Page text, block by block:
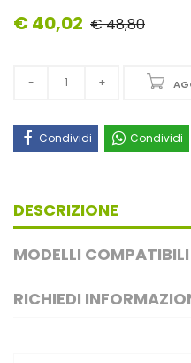
€ 40,02 € 48,80
Condividi Condividi
DESCRIZIONE
MODELLI COMPATIBILI
RICHIEDI